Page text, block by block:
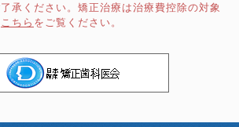
承ください。矯正治療は治療費控除の対象
こちら をご覧ください。